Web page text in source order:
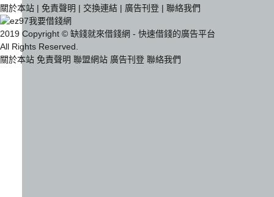
關於本站 | 免責聲明 | 交換連結 | 廣告刊登 | 聯絡我們
2019 Copyright © 缺錢就來借錢網 - 快速借錢的廣告平台
All Rights Reserved.
關於本站 免責聲明 聯盟網站 廣告刊登 聯絡我們